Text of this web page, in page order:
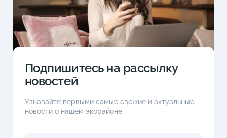
Подпишитесь на рассылку
новостей
Узнавайте первыми самые свежие и актуальные
новости о нашем экорайоне